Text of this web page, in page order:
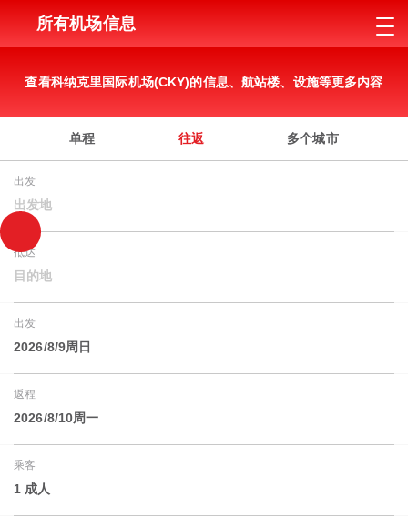
所有机场信息
查看科纳克里国际机场(CKY)的信息、航站楼、设施等更多内容
单程 往返 多个城市
出发
出发地
抵达
目的地
出发
2026/8/9周日
返程
2026/8/10周一
乘客
1 成人